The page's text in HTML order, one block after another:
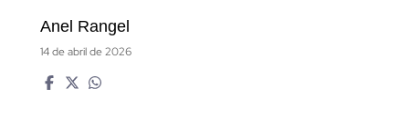
Anel Rangel
14 de abril de 2026